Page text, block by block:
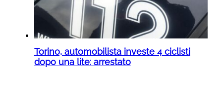
Torino, automobilista investe 4 ciclisti
dopo una lite: arrestato